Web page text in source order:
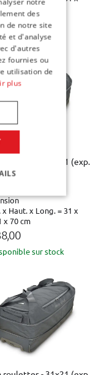
x 60 cm
sur stock
à roulettes - 31x21 (exp.
Pro.Line
x Haut. x Long. = 31 x
x 70 cm
sur stock
des
de notre site
et d'analyse
d'autres
fournies ou
utilisation de
plus